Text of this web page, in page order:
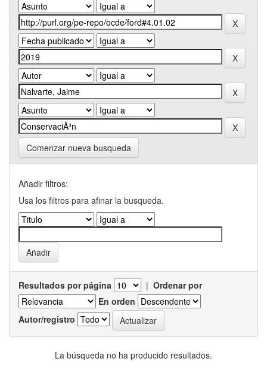
Comenzar nueva busqueda
Añadir filtros:
Usa los filtros para afinar la busqueda.
Resultados por página | Ordenar por
En orden
Autor/registro
La búsqueda no ha producido resultados.